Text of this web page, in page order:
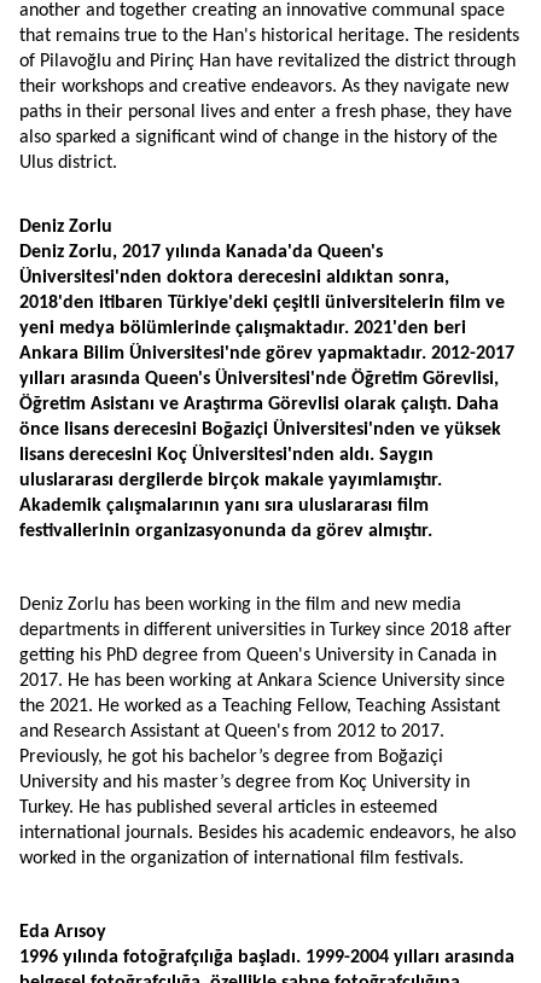
another and together creating an innovative communal space
that remains true to the Han's historical heritage. The residents
of Pilavoğlu and Pirinç Han have revitalized the district through
their workshops and creative endeavors. As they navigate new
paths in their personal lives and enter a fresh phase, they have
also sparked a significant wind of change in the history of the
Ulus district.
Deniz Zorlu
Deniz Zorlu, 2017 yılında Kanada'da Queen's
Üniversitesi'nden doktora derecesini aldıktan sonra,
2018'den itibaren Türkiye'deki çeşitli üniversitelerin film ve
yeni medya bölümlerinde çalışmaktadır. 2021'den beri
Ankara Bilim Üniversitesi'nde görev yapmaktadır. 2012-2017
yılları arasında Queen's Üniversitesi'nde Öğretim Görevlisi,
Öğretim Asistanı ve Araştırma Görevlisi olarak çalıştı. Daha
önce lisans derecesini Boğaziçi Üniversitesi'nden ve yüksek
lisans derecesini Koç Üniversitesi'nden aldı. Saygın
uluslararası dergilerde birçok makale yayımlamıştır.
Akademik çalışmalarının yanı sıra uluslararası film
festivallerinin organizasyonunda da görev almıştır.
Deniz Zorlu has been working in the film and new media
departments in different universities in Turkey since 2018 after
getting his PhD degree from Queen's University in Canada in
2017. He has been working at Ankara Science University since
the 2021. He worked as a Teaching Fellow, Teaching Assistant
and Research Assistant at Queen's from 2012 to 2017.
Previously, he got his bachelor’s degree from Boğaziçi
University and his master’s degree from Koç University in
Turkey. He has published several articles in esteemed
international journals. Besides his academic endeavors, he also
worked in the organization of international film festivals.
Eda Arısoy
1996 yılında fotoğrafçılığa başladı. 1999-2004 yılları arasında